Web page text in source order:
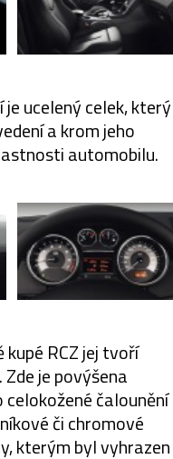
ucelený celek, který
a krom jeho
automobilu.
RCZ jej tvoří
je povýšena
čalounění
či chromové
kterým byl vyhrazen